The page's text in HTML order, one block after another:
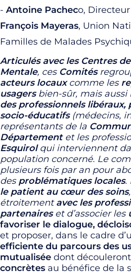
- Antoine Pacheco,
François Mayeras, Union
Familles de Malades
Articulés avec les Centres
Mentale, ces Comités
acteurs locauxcomme les
usagersbien-sûr, mais aussi
des professionnels libéraux,
socio-éducatifs (médecins,
représentants de la
Département et les
Esquirolqui interviennent
population concerné. Le
plusieurs fois par an pour
des problématiques locales.
le patient au cœur des soins
étroitementavec les
partenaireset d’associer les
favoriser le dialogue,
et proposer, dans le cadre
efficiente du parcours des
mutualisée dont
concrètes au bénéfice de la